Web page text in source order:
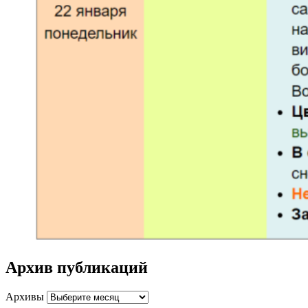
Архив публикаций
Архивы